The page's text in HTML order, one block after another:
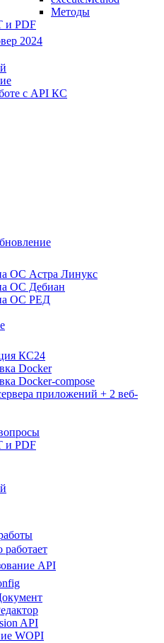
Методы
и PDF
2024
с API КС
ОС Астра Линукс
ОС Дебиан
ОС РЕД
КС24
Docker
Docker-compose
приложений + 2 веб-
и PDF
работает
API
API
WOPI